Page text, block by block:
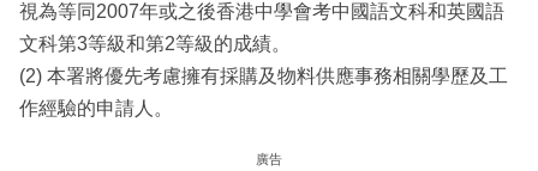
視為等同2007年或之後香港中學會考中國語文科和英國語
文科第3等級和第2等級的成績。
(2) 本署將優先考慮擁有採購及物料供應事務相關學歷及工
作經驗的申請人。
廣告